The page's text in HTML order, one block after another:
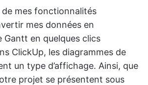
de mes fonctionnalités
mes données en
Gantt en quelques clics
ClickUp, les diagrammes de
un type d’affichage. Ainsi, que
projet se présentent sous